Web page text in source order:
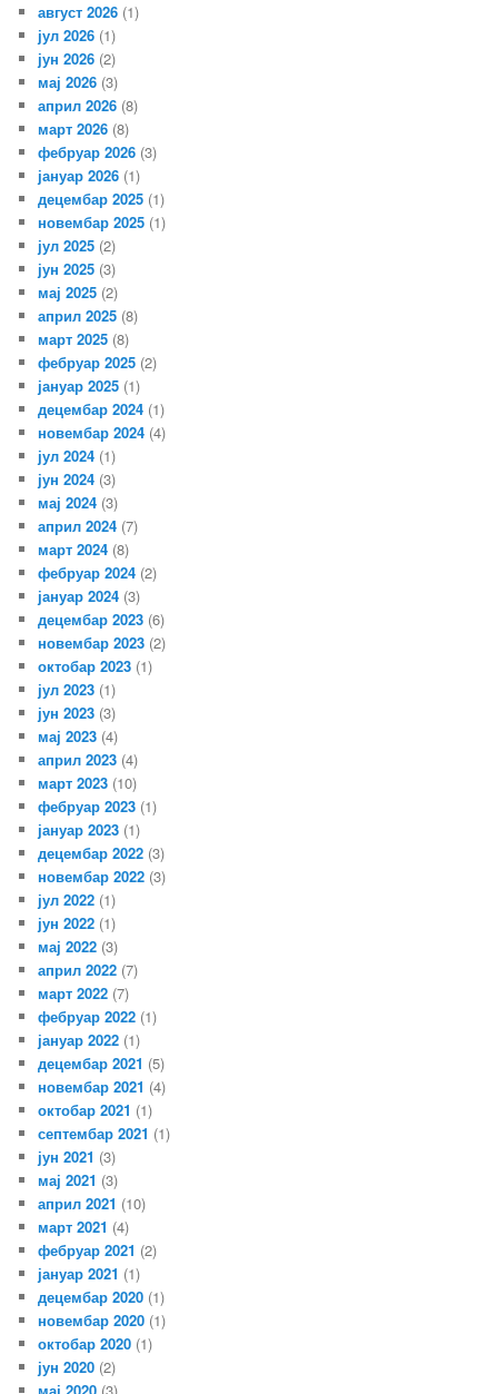
август 2026 (1)
јул 2026 (1)
јун 2026 (2)
мај 2026 (3)
април 2026 (8)
март 2026 (8)
фебруар 2026 (3)
јануар 2026 (1)
децембар 2025 (1)
новембар 2025 (1)
јул 2025 (2)
јун 2025 (3)
мај 2025 (2)
април 2025 (8)
март 2025 (8)
фебруар 2025 (2)
јануар 2025 (1)
децембар 2024 (1)
новембар 2024 (4)
јул 2024 (1)
јун 2024 (3)
мај 2024 (3)
април 2024 (7)
март 2024 (8)
фебруар 2024 (2)
јануар 2024 (3)
децембар 2023 (6)
новембар 2023 (2)
октобар 2023 (1)
јул 2023 (1)
јун 2023 (3)
мај 2023 (4)
април 2023 (4)
март 2023 (10)
фебруар 2023 (1)
јануар 2023 (1)
децембар 2022 (3)
новембар 2022 (3)
јул 2022 (1)
јун 2022 (1)
мај 2022 (3)
април 2022 (7)
март 2022 (7)
фебруар 2022 (1)
јануар 2022 (1)
децембар 2021 (5)
новембар 2021 (4)
октобар 2021 (1)
септембар 2021 (1)
јун 2021 (3)
мај 2021 (3)
април 2021 (10)
март 2021 (4)
фебруар 2021 (2)
јануар 2021 (1)
децембар 2020 (1)
новембар 2020 (1)
октобар 2020 (1)
јун 2020 (2)